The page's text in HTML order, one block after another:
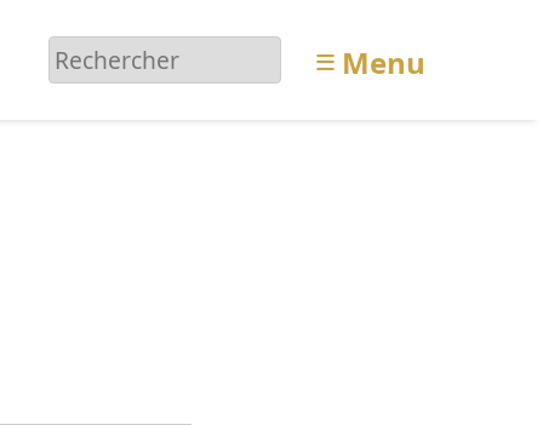
≡ Menu